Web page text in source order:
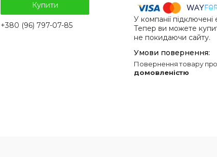
Купити
+380 (96) 797-07-85
У компанії підключені
Тепер ви можете
не покидаючи сайту.
повернення товару
домовленістю